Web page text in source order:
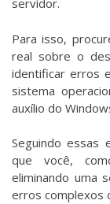
servidor.
Para isso,
real sobre o
identificar erros
sistema
auxílio do
Seguindo essas
que você,
eliminando uma
erros complexos